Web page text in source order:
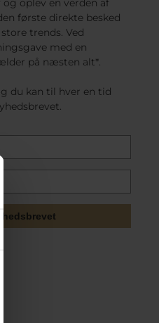
oplev en verden af
første direkte besked
trends. Ved
med en
på næsten alt*.
du kan til hver en tid